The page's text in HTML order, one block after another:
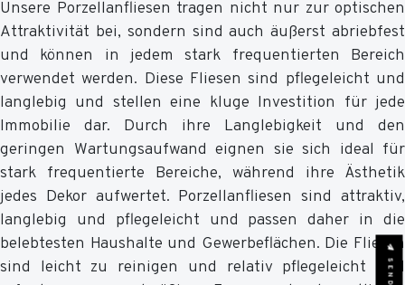
Unsere Porzellanfliesen tragen nicht nur zur optischen
Attraktivität bei, sondern sind auch äußerst abriebfest
und können in jedem stark frequentierten Bereich
verwendet werden. Diese Fliesen sind pflegeleicht und
langlebig und stellen eine kluge Investition für jede
Immobilie dar. Durch ihre Langlebigkeit und den
geringen Wartungsaufwand eignen sie sich ideal für
stark frequentierte Bereiche, während ihre Ästhetik
jedes Dekor aufwertet. Porzellanfliesen sind attraktiv,
langlebig und pflegeleicht und passen daher in die
belebtesten Haushalte und Gewerbeflächen. Die Fliesen
sind leicht zu reinigen und relativ pflegeleicht und